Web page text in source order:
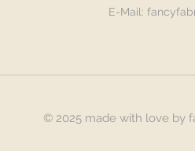
© 2025 made with love by
E-Mail: